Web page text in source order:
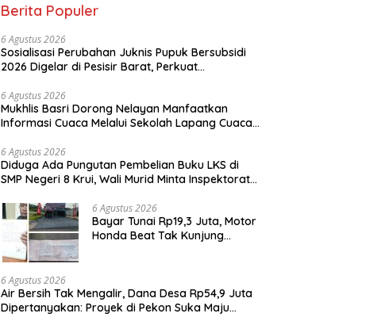
Berita Populer
6 Agustus 2026
Sosialisasi Perubahan Juknis Pupuk Bersubsidi
2026 Digelar di Pesisir Barat, Perkuat
6 Agustus 2026
Mukhlis Basri Dorong Nelayan Manfaatkan
Informasi Cuaca Melalui Sekolah Lapang Cuaca
6 Agustus 2026
Diduga Ada Pungutan Pembelian Buku LKS di
SMP Negeri 8 Krui, Wali Murid Minta Inspektorat
6 Agustus 2026
Bayar Tunai Rp19,3 Juta, Motor
Honda Beat Tak Kunjung
6 Agustus 2026
Air Bersih Tak Mengalir, Dana Desa Rp54,9 Juta
Dipertanyakan: Proyek di Pekon Suka Maju